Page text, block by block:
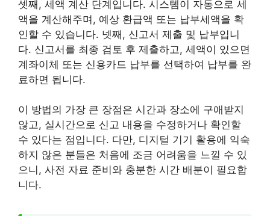
셋째, 세액 계산 단계입니다. 시스템이 자동으로 세
액을 계산해주며, 예상 환급액 또는 납부세액을 확
인할 수 있습니다. 넷째, 신고서 제출 및 납부입니
다. 신고서를 최종 검토 후 제출하고, 세액이 있으면
계좌이체 또는 신용카드 납부를 선택하여 납부를 완
료하면 됩니다.
이 방법의 가장 큰 장점은 시간과 장소에 구애받지
않고, 실시간으로 신고 내용을 수정하거나 확인할
수 있다는 점입니다. 다만, 디지털 기기 활용에 익숙
하지 않은 분들은 처음에 조금 어려움을 느낄 수 있
으니, 사전 자료 준비와 충분한 시간 배분이 필요합
니다.